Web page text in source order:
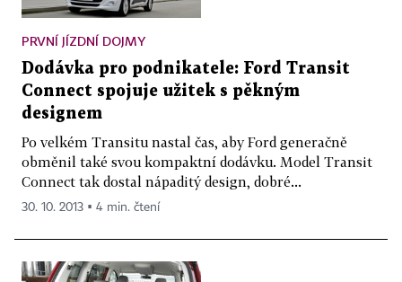
PRVNÍ JÍZDNÍ DOJMY
Dodávka pro podnikatele: Ford Transit
Connect spojuje užitek s pěkným
designem
Po velkém Transitu nastal čas, aby Ford generačně
obměnil také svou kompaktní dodávku. Model Transit
Connect tak dostal nápaditý design, dobré...
30. 10. 2013 ▪ 4 min. čtení